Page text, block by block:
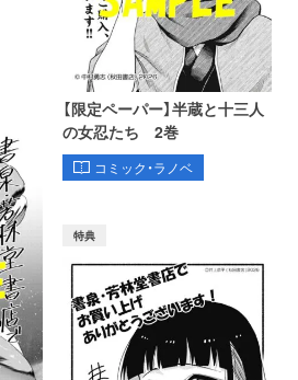
【限定ペーパー】半蔵と十三人
の女忍たち 2巻
コミック・ラノベ
特典